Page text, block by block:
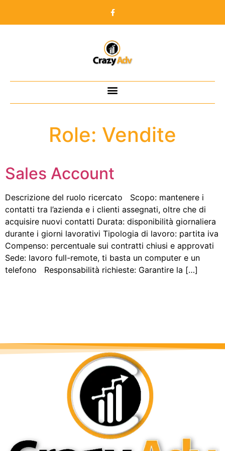
Role: Vendite
Sales Account
Descrizione del ruolo ricercato Scopo: mantenere i
contatti tra l’azienda e i clienti assegnati, oltre che di
acquisire nuovi contatti Durata: disponibilità giornaliera
durante i giorni lavorativi Tipologia di lavoro: partita iva
Compenso: percentuale sui contratti chiusi e approvati
Sede: lavoro full-remote, ti basta un computer e un
telefono Responsabilità richieste: Garantire la […]